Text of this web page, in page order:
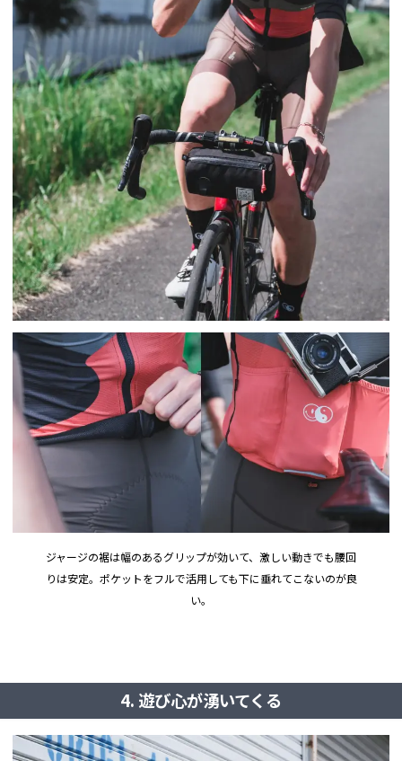
ジャージの裾は幅のあるグリップが効いて、激しい動きでも腰回
りは安定。ポケットをフルで活用しても下に垂れてこないのが良
い。
4. 遊び心が湧いてくる